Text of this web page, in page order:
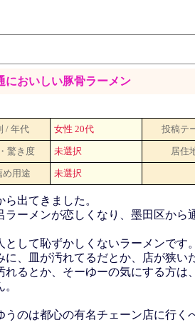
においしい豚骨ラーメン
/ 年代 女性 20代 投稿テ
驚き度 未選択 居住
め用途 未選択
ら出てきました。
ラーメンが恋しくなり、墨田区から
として恥ずかしくないラーメンです。
に、皿が汚れてるだとか、店が狭
れるとか、そーゆーの気にする方は
うのは都心の有名チェーン店に行く